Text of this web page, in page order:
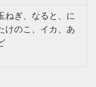
ねぎ、なると、に
けのこ、イカ、あ